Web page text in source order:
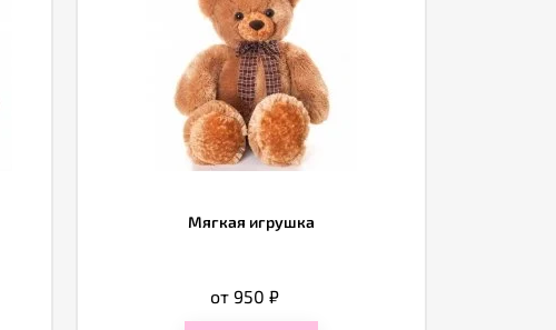
Мягкая игрушка
от 950 ₽